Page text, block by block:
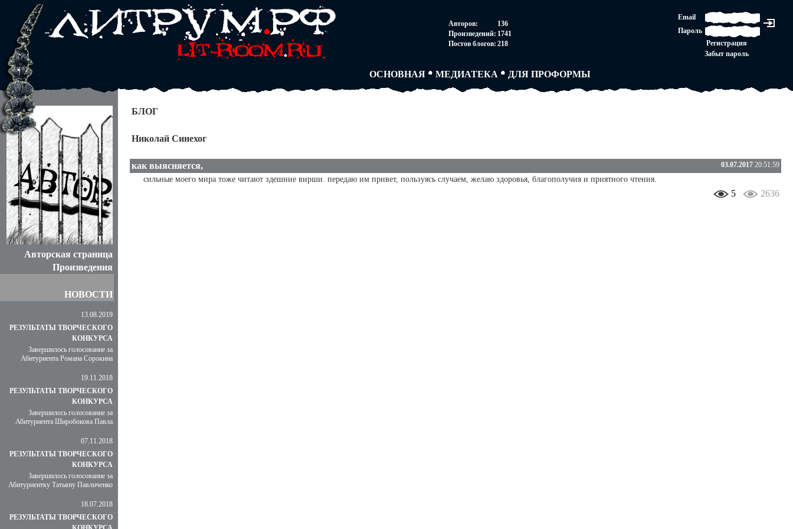
Авторов:
136
Произведений: 1741
Постов блогов: 218
Email
Пароль
Регистрация
Забыт пароль
ОСНОВНАЯ МЕДИАТЕКА
ПАРТНЕРСТВО
ТВОРЧЕСКИЕ ГРУППЫ
ДЛЯ ПРОФОРМЫ
АВТОРСКОЕ ПРАВО
Авторская страница
Произведения
НОВОСТИ
13.08.2019
РЕЗУЛЬТАТЫ ТВОРЧЕСКОГО
КОНКУРСА
Завершилось голосование за
Абитуриента Романа Сорокина
19.11.2018
РЕЗУЛЬТАТЫ ТВОРЧЕСКОГО
КОНКУРСА
Завершилось голосование за
Абитуриента Широбокова Павла
07.11.2018
РЕЗУЛЬТАТЫ ТВОРЧЕСКОГО
КОНКУРСА
Завершилось голосование за
Абитуриентку Татьяну Павличенко
18.07.2018
РЕЗУЛЬТАТЫ ТВОРЧЕСКОГО
БЛОГ
Николай Синехог
как выясняется, 03.07.2017 20:51:59
сильные моего мира тоже читают здешние вирши. передаю им привет, пользуясь случаем, желаю здоровья, благополучия и приятного чтения.
5 2636